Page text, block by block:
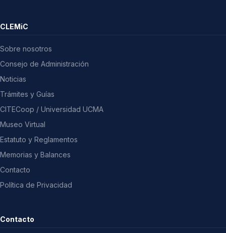
CLEMiC
Sobre nosotros
Consejo de Administración
Noticias
Trámites y Guías
CITECoop / Universidad UCMA
Museo Virtual
Estatuto y Reglamentos
Memorias y Balances
Contacto
Política de Privacidad
Contacto